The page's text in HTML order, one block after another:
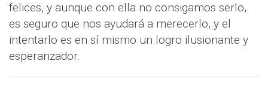
felices, y aunque con ella no consigamos serlo,
es seguro que nos ayudará a merecerlo, y el
intentarlo es en sí mismo un logro ilusionante y
esperanzador.